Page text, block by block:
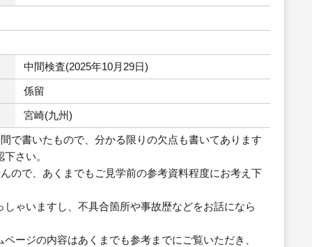
中間検査(2025年10月29日)
係留
宮崎(九州)
で書いたもので、分かる限りの欠点も書いてあります
さい。
ので、あくまでもご見学前の参考資料程度にお考え下
ゃいますし、不具合箇所や事故歴などをお話になら
ージの内容はあくまでも参考までにご覧いただき、